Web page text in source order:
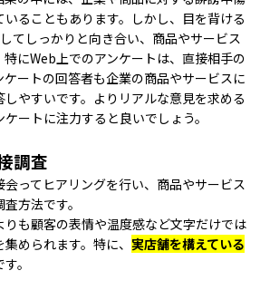
ることもあります。しかし、目を背ける
てしっかりと向き合い、商品やサービス
にWeb上でのアンケートは、直接相手の
ートの回答者も企業の商品やサービスに
やすいです。よりリアルな意見を求める
ートに注力すると良いでしょう。
調査
ってヒアリングを行い、商品やサービス
方法です。
も顧客の表情や温度感など文字だけでは
められます。特に、実店舗を構えている
す。